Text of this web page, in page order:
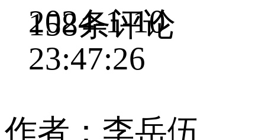
158条评论
2024-1-10
23:47:26
作者：李岳伍